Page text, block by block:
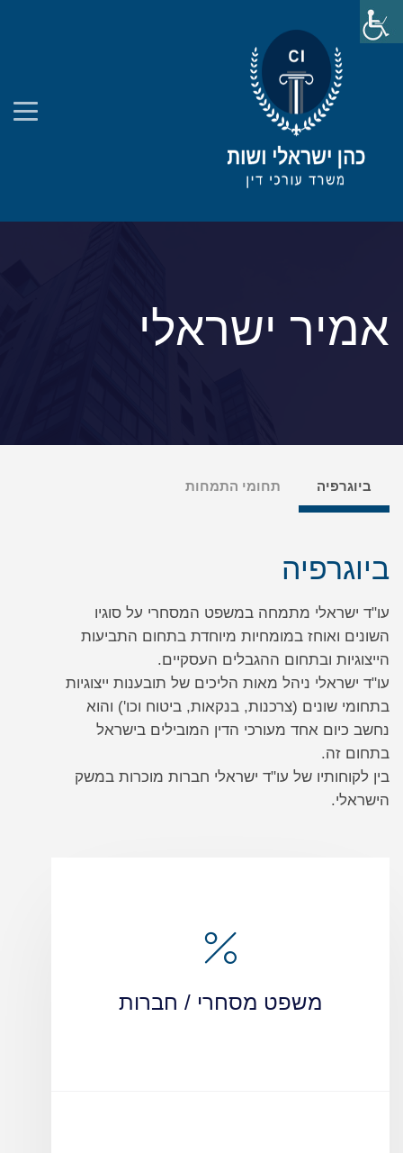
אמיר ישראלי
ביוגרפיה תחומי התמחות
ביוגרפיה
עו"ד ישראלי מתמחה במשפט המסחרי על סוגיו
השונים ואוחז במומחיות מיוחדת בתחום התביעות
הייצוגיות ובתחום ההגבלים העסקיים.
עו"ד ישראלי ניהל מאות הליכים של תובענות ייצוגיות
בתחומי שונים (צרכנות, בנקאות, ביטוח וכו') והוא
נחשב כיום אחד מעורכי הדין המובילים בישראל
בתחום זה.
בין לקוחותיו של עו"ד ישראלי חברות מוכרות במשק
הישראלי.
משפט מסחרי / חברות